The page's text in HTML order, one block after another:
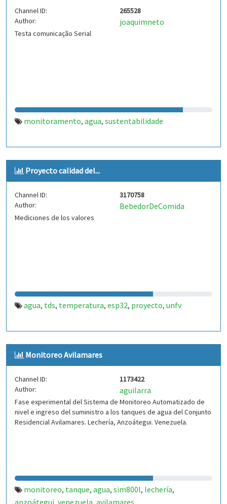
Channel ID:
265528
Author:
joaquimneto
Testa comunicação Serial
monitoramento, agua, sustentabilidade
Proyecto calidad del...
Channel ID:
3170758
Author:
BebedorDeComida
Mediciones de los valores
agua, tds, temperatura, esp32, proyecto, unfv
Monitoreo Avilamares
Channel ID:
1173422
Author:
aguilarra
Fase experimental del Sistema de Monitoreo Automatizado de
nivel e ingreso del suministro a los tanques de agua del Conjunto
Residencial Avilamares. Lechería, Anzoátegui. Venezuela.
monitoreo, tanque, agua, sim800l, lechería,
anzoátegui venezuela avilamares